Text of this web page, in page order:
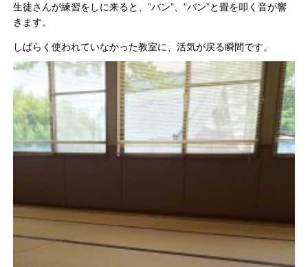
生徒さんが練習をしに来ると、”バン” 、”バン”と畳を叩く音が響
きます。
しばらく使われていなかった教室に、活気が戻る瞬間です。